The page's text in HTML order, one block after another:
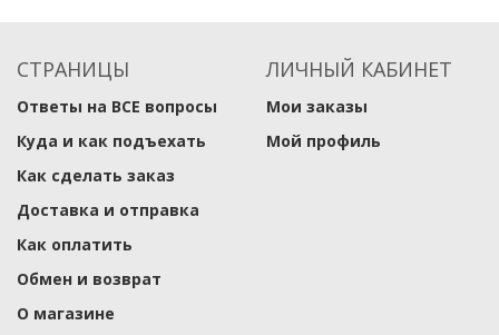
СТРАНИЦЫ
Ответы на ВСЕ вопросы
Куда и как подъехать
Как сделать заказ
Доставка и отправка
Как оплатить
Обмен и возврат
О магазине
ЛИЧНЫЙ КАБИНЕТ
Мои заказы
Мой профиль